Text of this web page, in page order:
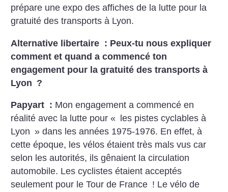
prépare une expo des affiches de la lutte pour la
gratuité des transports à Lyon.
Alternative libertaire : Peux-tu nous expliquer
comment et quand a commencé ton
engagement pour la gratuité des transports à
Lyon ?
Papyart : Mon engagement a commencé en
réalité avec la lutte pour «
les pistes cyclables à
Lyon » dans les années 1975-1976. En effet, à
cette époque, les vélos étaient très mals vus car
selon les autorités, ils gênaient la circulation
automobile. Les cyclistes étaient acceptés
seulement pour le Tour de France ! Le vélo de